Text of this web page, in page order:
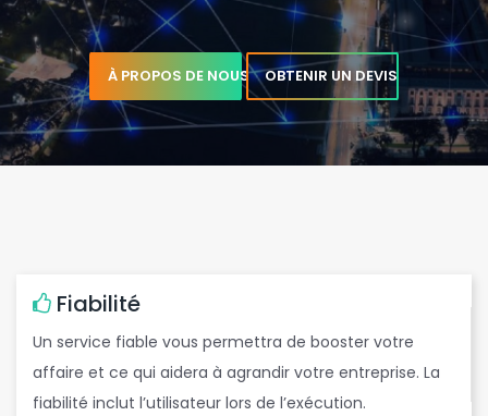
,
cÀ PROPOS DE NOUS OBTENIR UN DEVIS
Fiabilité
Un service fiable vous permettra de booster votre
affaire et ce qui aidera à agrandir votre entreprise. La
fiabilité inclut l’utilisateur lors de l’exécution.